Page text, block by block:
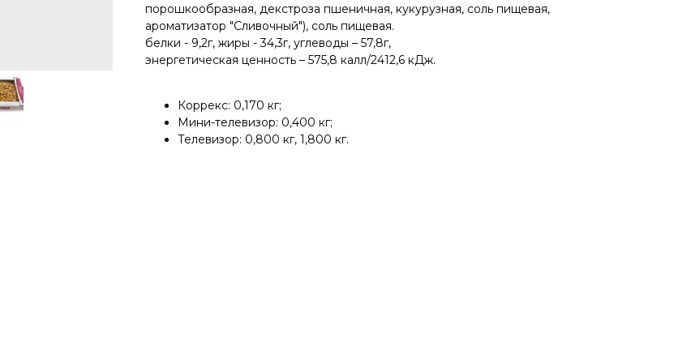
порошкообразная, декстроза пшеничная, кукурузная, соль пищевая,
ароматизатор "Сливочный"), соль пищевая.
белки - 9,2г, жиры - 34,3г, углеводы – 57,8г,
энергетическая ценность – 575,8 калл/2412,6 кДж.
Коррекс: 0,170 кг;
Мини-телевизор: 0,400 кг;
Телевизор: 0,800 кг, 1,800 кг.